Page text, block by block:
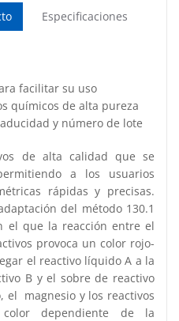
Especificaciones
facilitar su uso
químicos de alta pureza
y número de lote
de alta calidad que se
a los usuarios
rápidas y precisas.
del método 130.1
el que la reacción entre el
provoca un color rojo-
el reactivo líquido A a la
B y el sobre de reactivo
el magnesio y los reactivos
dependiente de la